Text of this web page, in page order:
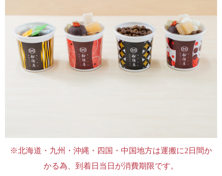
※北海道・九州・沖縄・四国・中国地方は運搬に2日間か
かる為、到着日当日が消費期限です。